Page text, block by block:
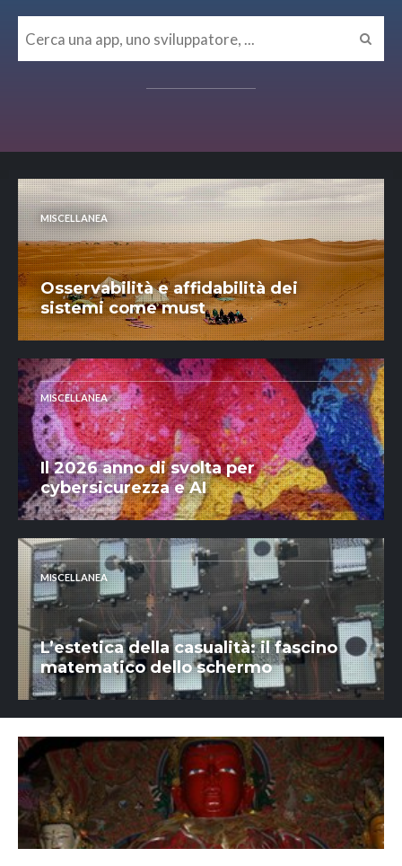
MISCELLANEA
Osservabilità e affidabilità dei
sistemi come must
MISCELLANEA
Il 2026 anno di svolta per
cybersicurezza e AI
MISCELLANEA
L’estetica della casualità: il fascino
matematico dello schermo